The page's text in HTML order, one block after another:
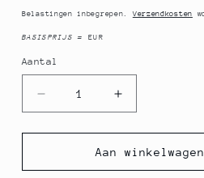
prijs
Belastingen inbegrepen.Verzendkosten
BASISPRIJS= EUR
Aantal
Aantal
Aantal
verlagen
voor
Vervangende
steekvoeler,
Aantal
verhogen
voor
Vervangende
steekvoeler,
Aan